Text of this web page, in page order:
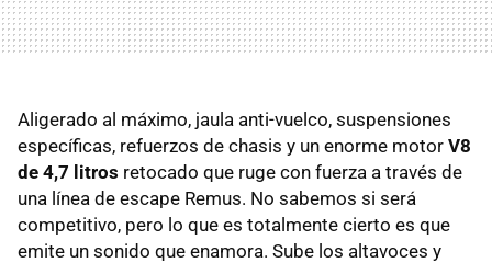
Aligerado al máximo, jaula anti-vuelco, suspensiones
específicas, refuerzos de chasis y un enorme motor V8
de 4,7 litros retocado que ruge con fuerza a través de
una línea de escape Remus. No sabemos si será
competitivo, pero lo que es totalmente cierto es que
emite un sonido que enamora. Sube los altavoces y